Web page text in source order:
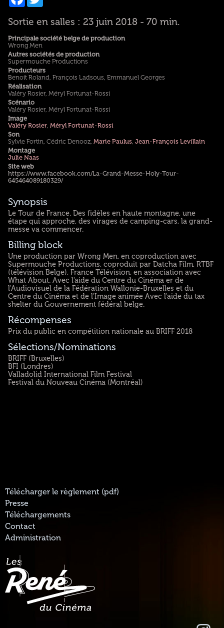
Sortie en salles : 23 juin 2018 - 70 min.
Principale société belge de production
Wrong Men
Autres sociétés de production
Supermouche Productions
Producteurs
Benoit Roland, François Ladsous, Emmanuel Georges
Réalisation
Valéry Rosier, Méryl Fortunat-Rossi
Scénario
Valéry Rosier, Méryl Fortunat-Rossi
Image
Valéry Rosier, Méryl Fortunat-Rossi
Son
Sylvie Fortin, Cédric Denooz, Marie Paulus, Jean-François Levillain
Montage
Julie Naas
Site web
https://www.facebook.com/La-Grand-Messe-Holy-Tour-
645464089180329/
Synopsis
Le Tour de France. Des fidèles en haute montagne, une
étape qui approche, des virages de camping-cars, la grand-
messe va commencer.
Billing block
Une production par Wrong Men, en coproduction avec
Supermouche Productions, coproduit par Datcha Film, RTBF
(télévision Belge), France Télévision, en association avec
What About. Avec l'aide du Centre du Cinéma er de
l'Audiovisuel de la Fédération Wallonie-Bruxelles et du
Centre du Cinéma et de l'Image animée Avec l'aide du tax
shelter du Gouvernement fédéral belge.
Récompenses
Prix du public en compétition nationale au BRIFF 2018
Sélections/Nominations
BRIFF (Bruxelles)
BFI (Londres)
Valladolid International Film Festival
Festival du Nouveau Cinéma (Montréal)
Télécharger le règlement (pdf)
Presse
Téléchargements
Contact
Administration